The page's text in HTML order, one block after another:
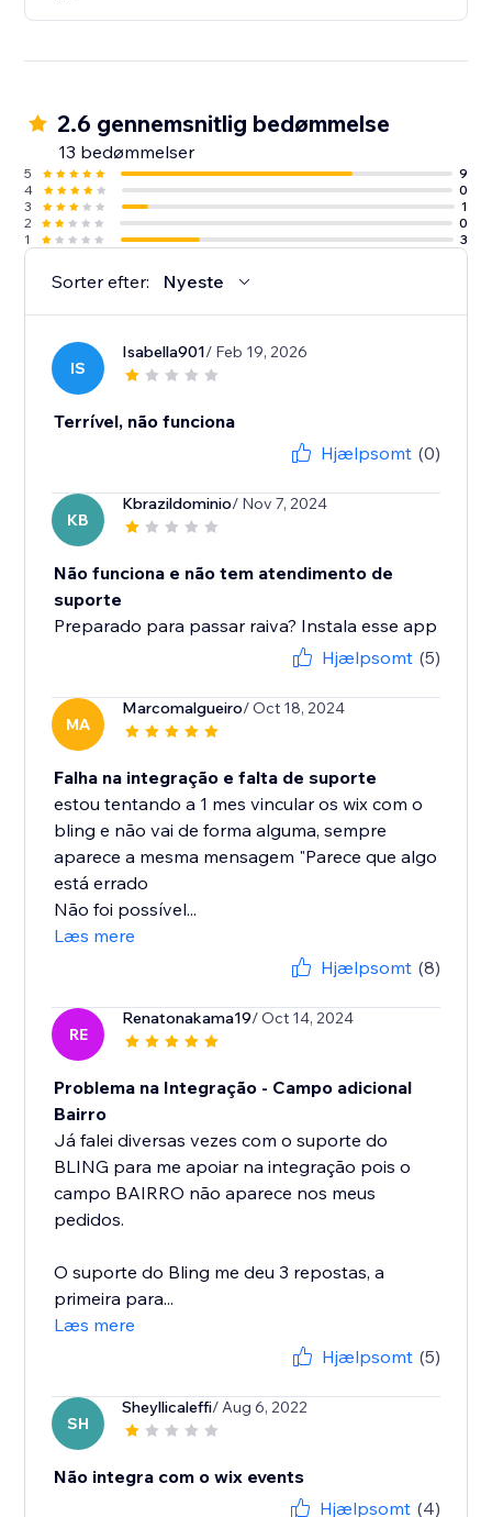
2.6 gennemsnitlig bedømmelse
13 bedømmelser
5
9
4
0
3
1
2
0
1
3
Sorter efter: Nyeste
IS
Isabella901/ Feb 19, 2026
Terrível, não funciona
Hjælpsomt (0)
KB
Kbrazildominio/ Nov 7, 2024
Não funciona e não tem atendimento de
suporte
Preparado para passar raiva? Instala esse app
Hjælpsomt (5)
MA
Marcomalgueiro/ Oct 18, 2024
Falha na integração e falta de suporte
estou tentando a 1 mes vincular os wix com o
bling e não vai de forma alguma, sempre
aparece a mesma mensagem "Parece que algo
está errado
Não foi possível...
Læs mere
Hjælpsomt (8)
RE
Renatonakama19/ Oct 14, 2024
Problema na Integração - Campo adicional
Bairro
Já falei diversas vezes com o suporte do
BLING para me apoiar na integração pois o
campo BAIRRO não aparece nos meus
pedidos.
O suporte do Bling me deu 3 repostas, a
primeira para...
Læs mere
Hjælpsomt (5)
SH
Sheyllicaleffi/ Aug 6, 2022
Não integra com o wix events
Hjælpsomt (4)